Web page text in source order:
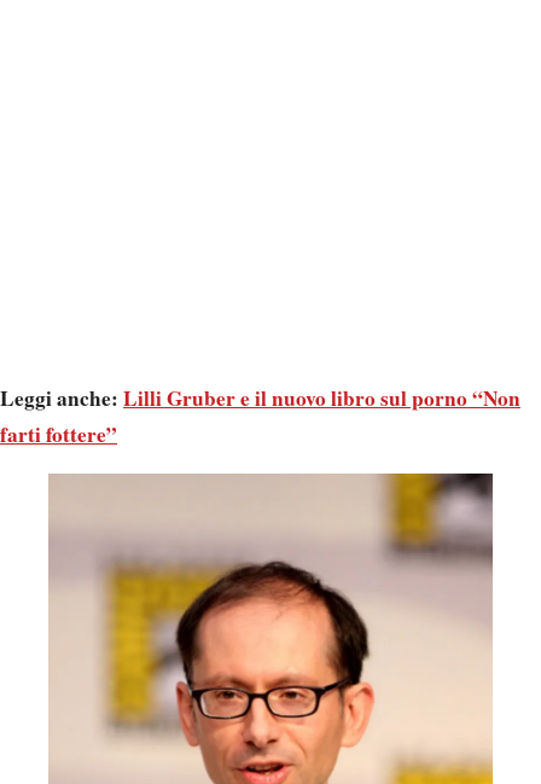
Leggi anche: Lilli Gruber e il nuovo libro sul porno “Non
farti fottere”